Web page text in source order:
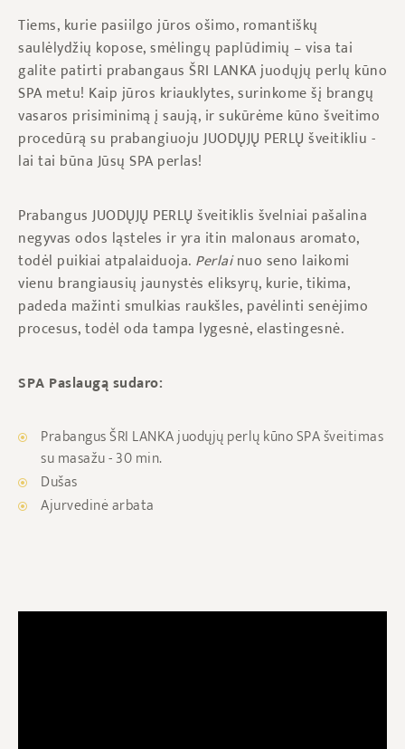
Tiems, kurie pasiilgo jūros ošimo, romantiškų
saulėlydžių kopose, smėlingų paplūdimių – visa tai
galite patirti prabangaus ŠRI LANKA juodųjų perlų kūno
SPA metu! Kaip jūros kriauklytes, surinkome šį brangų
vasaros prisiminimą į saują, ir sukūrėme kūno šveitimo
procedūrą su prabangiuoju JUODŲJŲ PERLŲ šveitikliu -
lai tai būna Jūsų SPA perlas!
Prabangus JUODŲJŲ PERLŲ šveitiklis švelniai pašalina
negyvas odos ląsteles ir yra itin malonaus aromato,
todėl puikiai atpalaiduoja. Perlainuo seno laikomi
vienu brangiausių jaunystės eliksyrų, kurie, tikima,
padeda mažinti smulkias raukšles, pavėlinti senėjimo
procesus, todėl oda tampa lygesnė, elastingesnė.
SPA Paslaugą sudaro:
Prabangus ŠRI LANKA juodųjų perlų kūno SPA šveitimas
su masažu - 30 min.
Dušas
Ajurvedinė arbata